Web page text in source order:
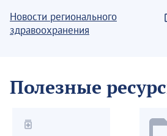
Новости регионального
здравоохранения
Полезные
medication